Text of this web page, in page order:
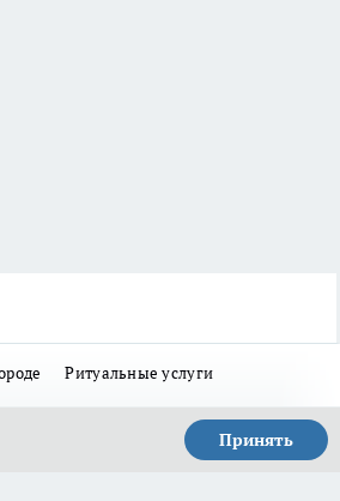
Ритуальные услуги
Принять